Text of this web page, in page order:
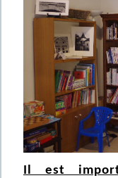
Il est